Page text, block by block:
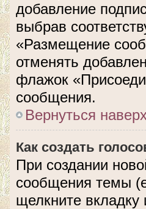
добавление
выбрав
«Размещение
отменять
флажок
сообщения.
Вернуться
Как создать
При создании
сообщения темы
щелкните